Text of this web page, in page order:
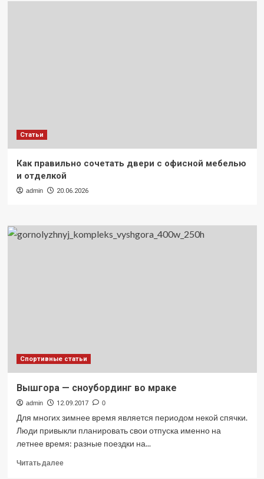
Статьи
Как правильно сочетать двери с офисной мебелью
и отделкой
admin 20.06.2026
Спортивные статьи
Вышгора — сноубординг во мраке
admin 12.09.2017 0
Для многих зимнее время является периодом некой спячки.
Люди привыкли планировать свои отпуска именно на
летнее время: разные поездки на...
Читать далееПрочитать